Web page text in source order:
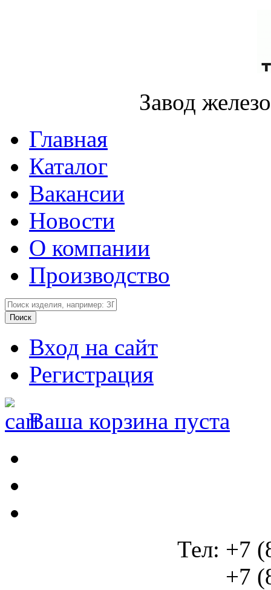
Завод
Главная
Каталог
Вакансии
Новости
О компании
Производство
Вход на сайт
Регистрация
Ваша корзина пуста
Тел: +7
+7